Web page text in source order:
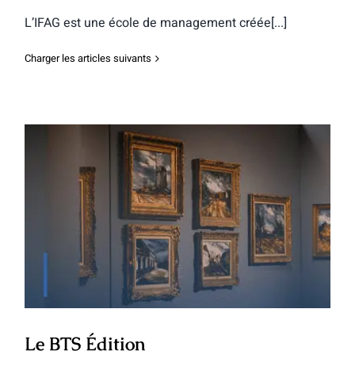
L’IFAG est une école de management créée[...]
Charger les articles suivants
Le BTS Édition
Le BTS Édition